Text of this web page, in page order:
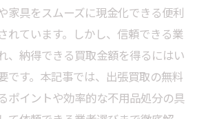
家具をスムーズに現金化できる便利
れています。しかし、信頼できる業
、納得できる買取金額を得るにはい
です。本記事では、出張買取の無料
ポイントや効率的な不用品処分の具